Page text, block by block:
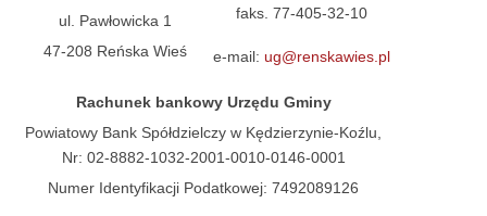
ul. Pawłowicka 1
47-208 Reńska Wieś
faks. 77-405-32-10
e-mail: ug@renskawies.pl
Rachunek bankowy Urzędu Gminy
Powiatowy Bank Spółdzielczy w Kędzierzynie-Koźlu,
Nr: 02-8882-1032-2001-0010-0146-0001
Numer Identyfikacji Podatkowej: 7492089126